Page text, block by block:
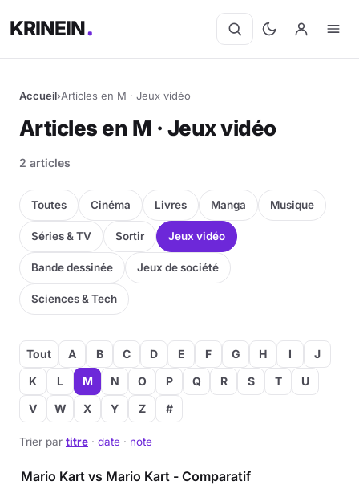
KRINEIN
Accueil›Articles en M · Jeux vidéo
Articles en M · Jeux vidéo
2 articles
Toutes Cinéma Livres Manga Musique
Séries & TV Sortir Jeux vidéo
Bande dessinée Jeux de société
Sciences & Tech
Tout A B C D E F G H I
J
K
L M N O P Q R S T
U
V
W X Y Z #
Trier par titre · date · note
Mario Kart vs Mario Kart - Comparatif